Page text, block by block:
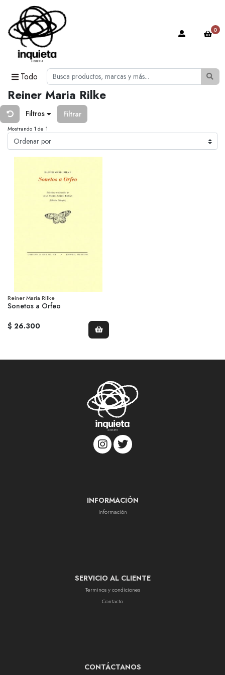
Todo
0
Reiner Maria Rilke
Filtros Filtrar
Mostrando 1 de 1
Reiner Maria Rilke
Sonetos a Orfeo
$ 26.300
INFORMACIÓN
Información
SERVICIO AL CLIENTE
Terminos y condiciones
Contacto
CONTÁCTANOS